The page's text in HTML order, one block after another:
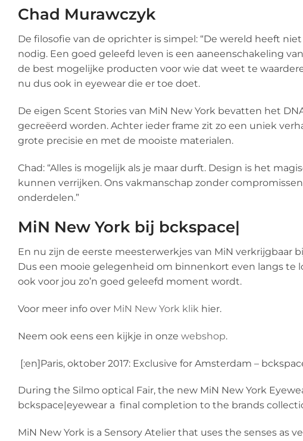
Chad Murawczyk
De filosofie van de oprichter is simpel: “De wereld heeft
nodig. Een goed geleefd leven is een aaneenschakeling
de best mogelijke producten voor wie dat weet te
nu dus ook in eyewear die er toe doet.
De eigen Scent Stories van MiN New York bevatten het
gecreëerd worden. Achter ieder frame zit zo een uniek
grote precisie en met de mooiste materialen.
Chad: “Alles is mogelijk als je maar durft. Design is het
kunnen verrijken. Ons vakmanschap zonder
onderdelen.”
MiN New York bij bckspace|
En nu zijn de eerste meesterwerkjes van MiN verkrijgbaar
Dus een mooie gelegenheid om binnenkort even langs te
ook voor jou zo’n goed geleefd moment wordt.
Voor meer info over MiN New York klik hier.
Neem ook eens een kijkje in onze webshop.
[:en]Paris, oktober 2017: Exclusive for Amsterdam –
During the Silmo optical Fair, the new MiN New York
bckspace|eyewear a final completion to the brands
MiN New York is a Sensory Atelier that uses the senses as